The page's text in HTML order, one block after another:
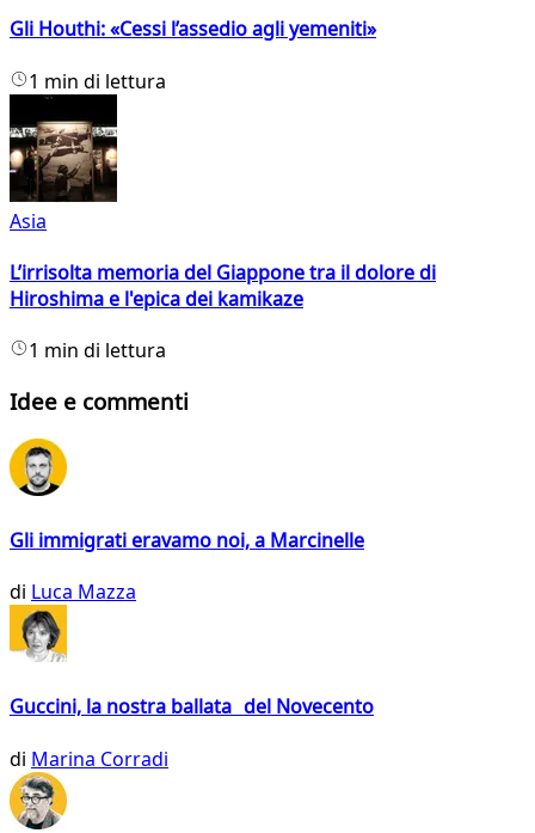
Gli Houthi: «Cessi l’assedio agli yemeniti»
1 min di lettura
Asia
L’irrisolta memoria del Giappone tra il dolore di
Hiroshima e l'epica dei kamikaze
1 min di lettura
Idee e commenti
Gli immigrati eravamo noi, a Marcinelle
di Luca Mazza
Guccini, la nostra ballata del Novecento
di Marina Corradi